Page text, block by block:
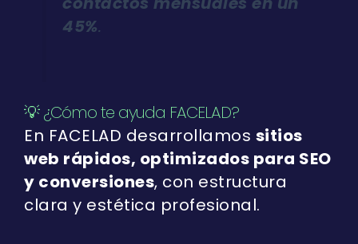
45%.
💡 ¿Cómo te ayuda FACELAD?
En FACELAD desarrollamos sitios
web rápidos, optimizados para SEO
y conversiones, con estructura
clara y estética profesional.